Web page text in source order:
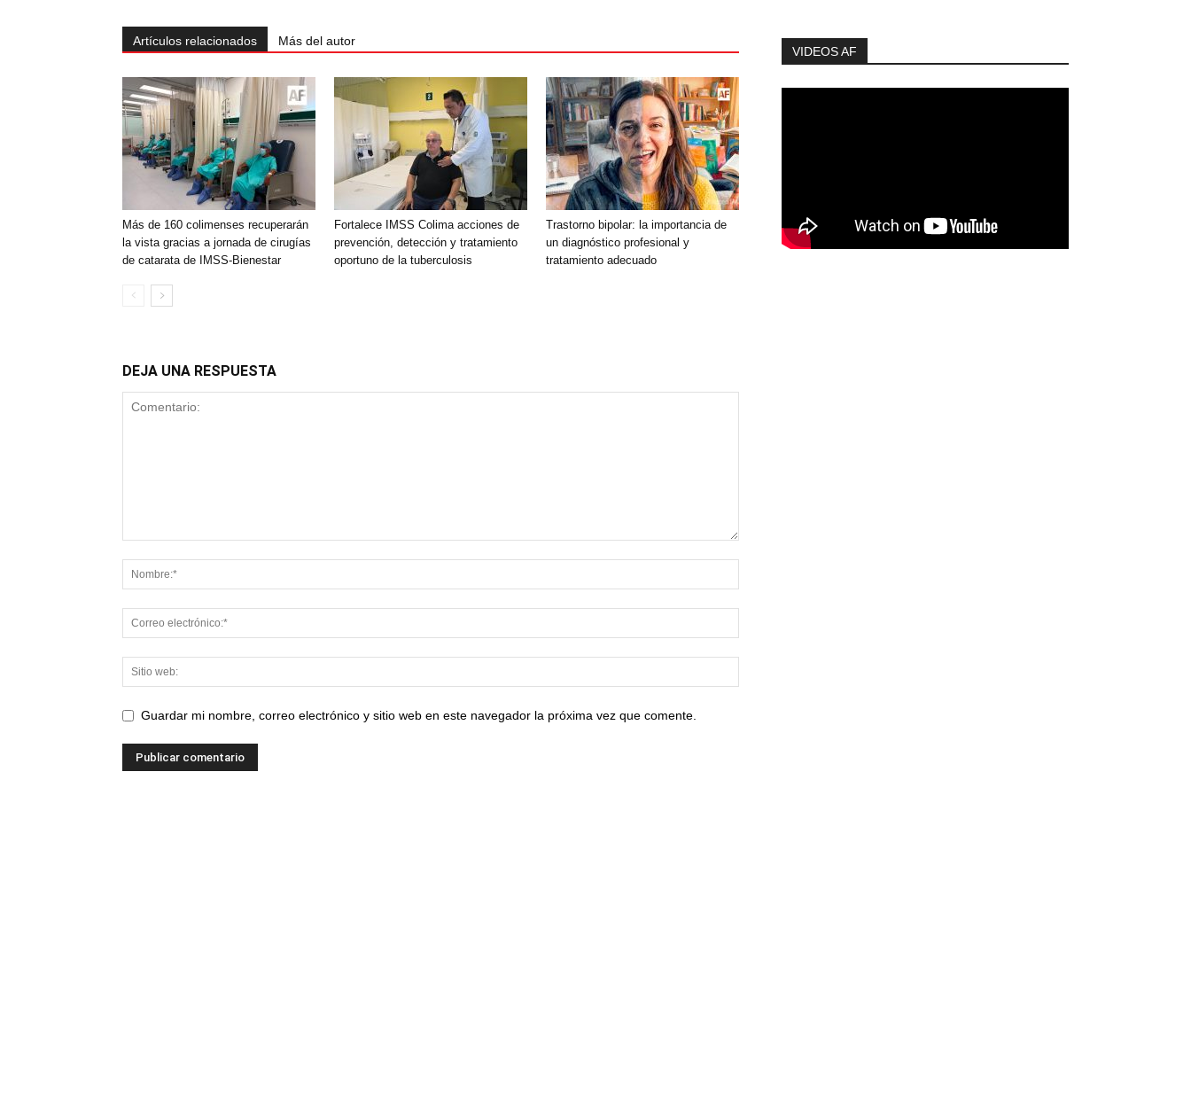
Artículos relacionados Más del autor
Más de 160 colimenses recuperarán
la vista gracias a jornada de cirugías
de catarata de IMSS-Bienestar
Fortalece IMSS Colima acciones de
prevención, detección y tratamiento
oportuno de la tuberculosis
Trastorno bipolar: la importancia de
un diagnóstico profesional y
tratamiento adecuado
DEJA UNA RESPUESTA
Guardar mi nombre, correo electrónico y sitio web en este navegador la próxima vez que comente.
VIDEOS AF